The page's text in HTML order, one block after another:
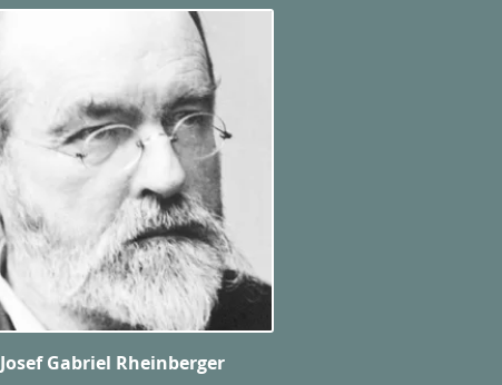
Josef Gabriel Rheinberger